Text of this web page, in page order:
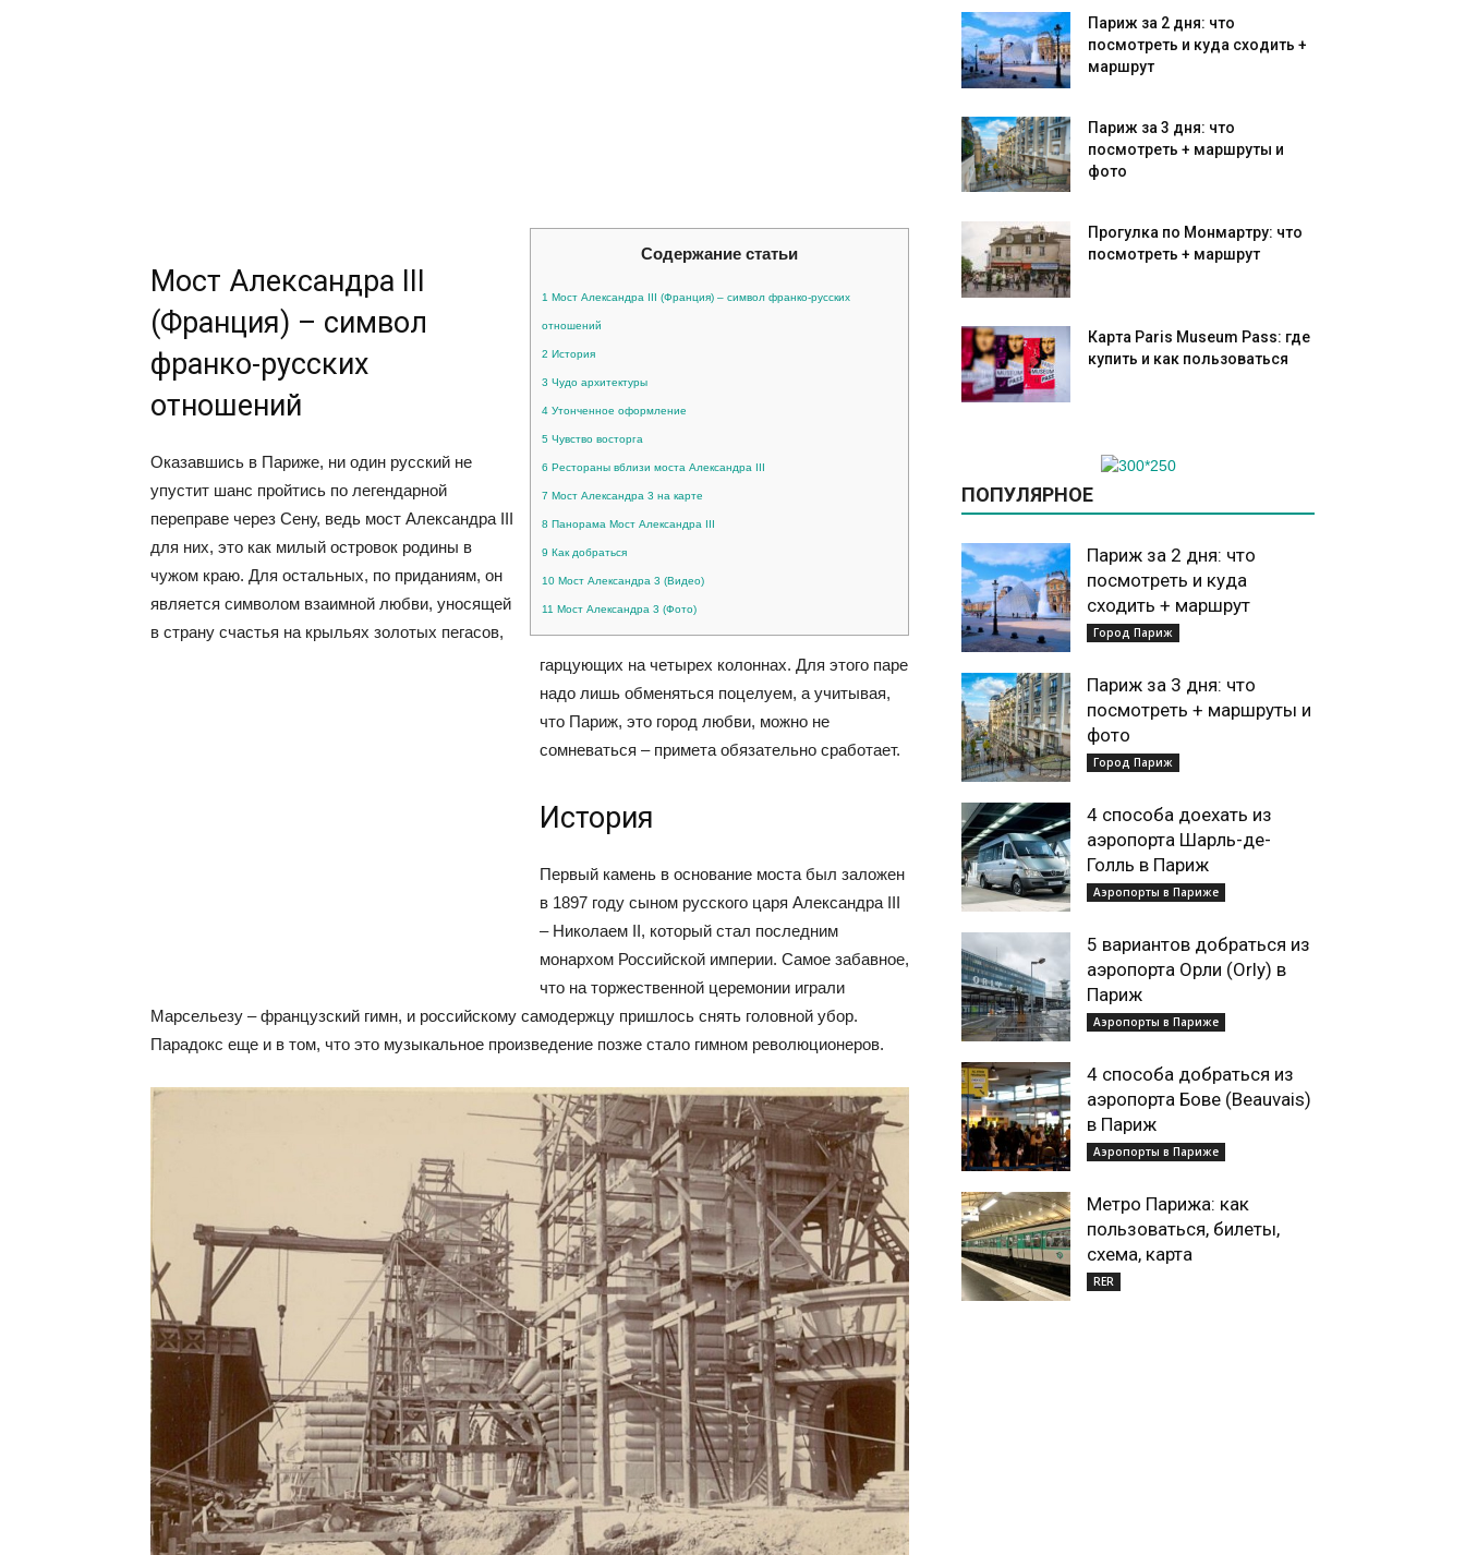
Содержание статьи
1 Мост Александра III (Франция) – символ франко-русских
отношений
2 История
3 Чудо архитектуры
4 Утонченное оформление
5 Чувство восторга
6 Рестораны вблизи моста Александра III
7 Мост Александра 3 на карте
8 Панорама Мост Александра III
9 Как добраться
10 Мост Александра 3 (Видео)
11 Мост Александра 3 (Фото)
Мост Александра III
(Франция) – символ
франко-русских
отношений
Оказавшись в Париже, ни один русский не
упустит шанс пройтись по легендарной
переправе через Сену, ведь мост Александра III
для них, это как милый островок родины в
чужом краю. Для остальных, по приданиям, он
является символом взаимной любви, уносящей
в страну счастья на крыльях золотых пегасов,
гарцующих на четырех колоннах. Для этого паре
надо лишь обменяться поцелуем, а учитывая,
что Париж, это город любви, можно не
сомневаться – примета обязательно сработает.
История
Первый камень в основание моста был заложен
в 1897 году сыном русского царя Александра III
– Николаем II, который стал последним
монархом Российской империи. Самое забавное,
что на торжественной церемонии играли
Марсельезу – французский гимн, и российскому самодержцу пришлось снять головной убор.
Парадокс еще и в том, что это музыкальное произведение позже стало гимном революционеров.
Париж за 2 дня: что
посмотреть и куда сходить +
маршрут
Париж за 3 дня: что
посмотреть + маршруты и
фото
Прогулка по Монмартру: что
посмотреть + маршрут
Карта Paris Museum Pass: где
купить и как пользоваться
ПОПУЛЯРНОЕ
Париж за 2 дня: что
посмотреть и куда
сходить + маршрут
Город Париж
Париж за 3 дня: что
посмотреть + маршруты и
фото
Город Париж
4 способа доехать из
аэропорта Шарль-де-
Голль в Париж
Аэропорты в Париже
5 вариантов добраться из
аэропорта Орли (Orly) в
Париж
Аэропорты в Париже
4 способа добраться из
аэропорта Бове (Beauvais)
в Париж
Аэропорты в Париже
Метро Парижа: как
пользоваться, билеты,
схема, карта
RER